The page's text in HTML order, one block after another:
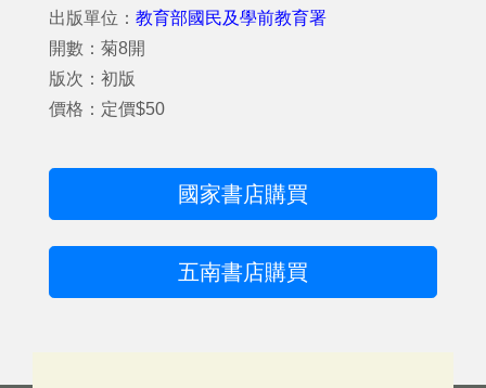
出版單位： 教育部國民及學前教育署
開數：菊8開
版次：初版
價格：定價$50
國家書店購買
五南書店購買